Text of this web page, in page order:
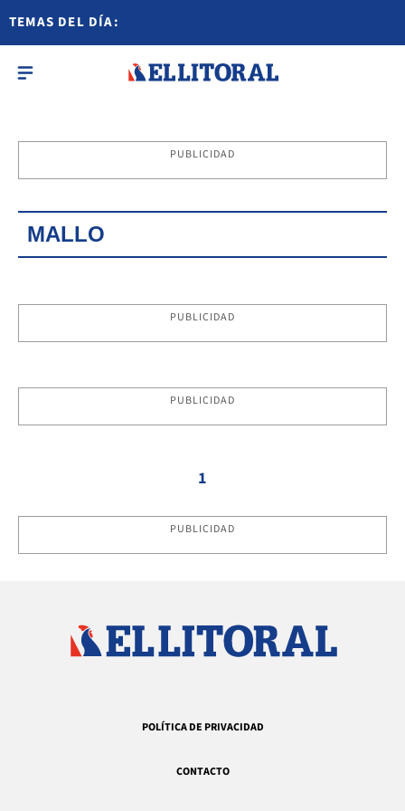
TEMAS DEL DÍA:
PUBLICIDAD
MALLO
PUBLICIDAD
PUBLICIDAD
1
PUBLICIDAD
POLÍTICA DE PRIVACIDAD
CONTACTO